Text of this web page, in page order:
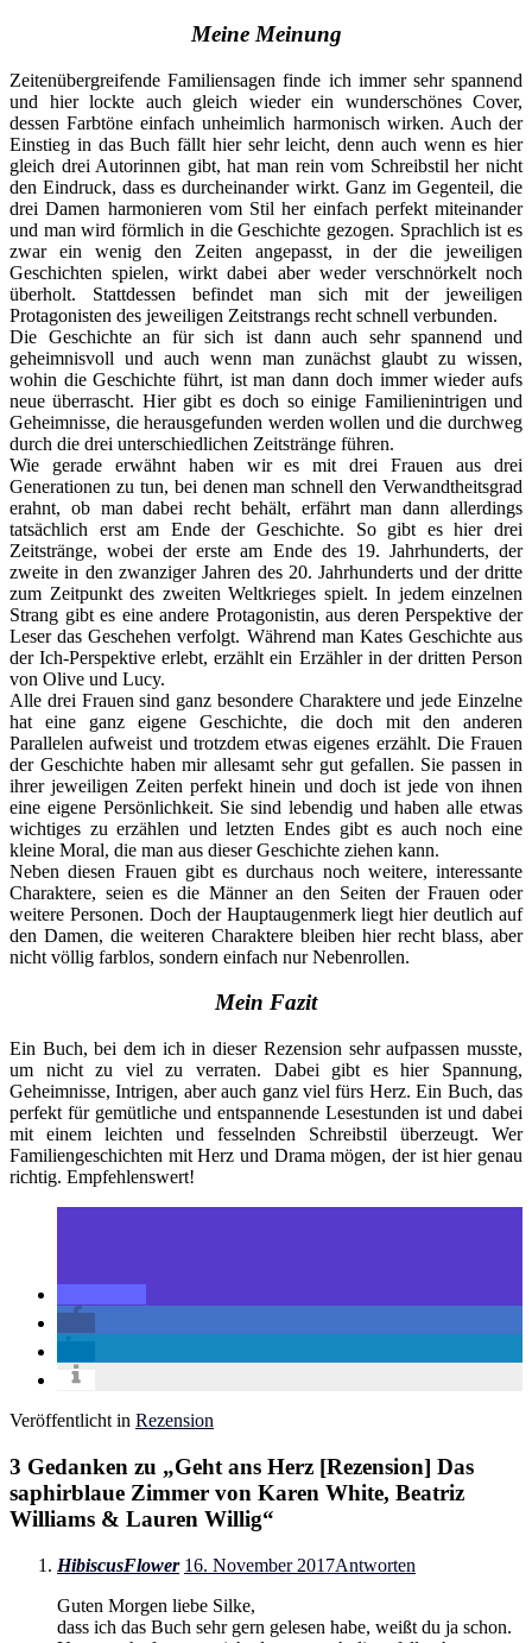
Meine Meinung
Zeitenübergreifende Familiensagen finde ich immer sehr spannend
und hier lockte auch gleich wieder ein wunderschönes Cover,
dessen Farbtöne einfach unheimlich harmonisch wirken. Auch der
Einstieg in das Buch fällt hier sehr leicht, denn auch wenn es hier
gleich drei Autorinnen gibt, hat man rein vom Schreibstil her nicht
den Eindruck, dass es durcheinander wirkt. Ganz im Gegenteil, die
drei Damen harmonieren vom Stil her einfach perfekt miteinander
und man wird förmlich in die Geschichte gezogen. Sprachlich ist es
zwar ein wenig den Zeiten angepasst, in der die jeweiligen
Geschichten spielen, wirkt dabei aber weder verschnörkelt noch
überholt. Stattdessen befindet man sich mit der jeweiligen
Protagonisten des jeweiligen Zeitstrangs recht schnell verbunden.
Die Geschichte an für sich ist dann auch sehr spannend und
geheimnisvoll und auch wenn man zunächst glaubt zu wissen,
wohin die Geschichte führt, ist man dann doch immer wieder aufs
neue überrascht. Hier gibt es doch so einige Familienintrigen und
Geheimnisse, die herausgefunden werden wollen und die durchweg
durch die drei unterschiedlichen Zeitstränge führen.
Wie gerade erwähnt haben wir es mit drei Frauen aus drei
Generationen zu tun, bei denen man schnell den Verwandtheitsgrad
erahnt, ob man dabei recht behält, erfährt man dann allerdings
tatsächlich erst am Ende der Geschichte. So gibt es hier drei
Zeitstränge, wobei der erste am Ende des 19. Jahrhunderts, der
zweite in den zwanziger Jahren des 20. Jahrhunderts und der dritte
zum Zeitpunkt des zweiten Weltkrieges spielt. In jedem einzelnen
Strang gibt es eine andere Protagonistin, aus deren Perspektive der
Leser das Geschehen verfolgt. Während man Kates Geschichte aus
der Ich-Perspektive erlebt, erzählt ein Erzähler in der dritten Person
von Olive und Lucy.
Alle drei Frauen sind ganz besondere Charaktere und jede Einzelne
hat eine ganz eigene Geschichte, die doch mit den anderen
Parallelen aufweist und trotzdem etwas eigenes erzählt. Die Frauen
der Geschichte haben mir allesamt sehr gut gefallen. Sie passen in
ihrer jeweiligen Zeiten perfekt hinein und doch ist jede von ihnen
eine eigene Persönlichkeit. Sie sind lebendig und haben alle etwas
wichtiges zu erzählen und letzten Endes gibt es auch noch eine
kleine Moral, die man aus dieser Geschichte ziehen kann.
Neben diesen Frauen gibt es durchaus noch weitere, interessante
Charaktere, seien es die Männer an den Seiten der Frauen oder
weitere Personen. Doch der Hauptaugenmerk liegt hier deutlich auf
den Damen, die weiteren Charaktere bleiben hier recht blass, aber
nicht völlig farblos, sondern einfach nur Nebenrollen.
Mein Fazit
Ein Buch, bei dem ich in dieser Rezension sehr aufpassen musste,
um nicht zu viel zu verraten. Dabei gibt es hier Spannung,
Geheimnisse, Intrigen, aber auch ganz viel fürs Herz. Ein Buch, das
perfekt für gemütliche und entspannende Lesestunden ist und dabei
mit einem leichten und fesselnden Schreibstil überzeugt. Wer
Familiengeschichten mit Herz und Drama mögen, der ist hier genau
richtig. Empfehlenswert!
Veröffentlicht in Rezension
3 Gedanken zu „Geht ans Herz [Rezension] Das
saphirblaue Zimmer von Karen White, Beatriz
Williams & Lauren Willig“
HibiscusFlower 16. November 2017Antworten
Guten Morgen liebe Silke,
dass ich das Buch sehr gern gelesen habe, weißt du ja schon.